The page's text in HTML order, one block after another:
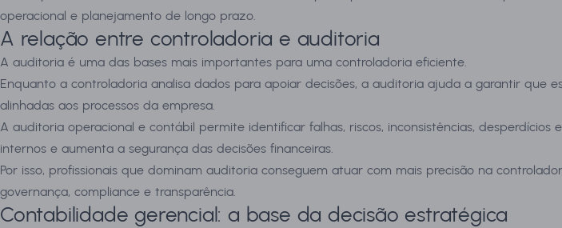
operacional e planejamento de longo prazo.
A relação entre controladoria e auditoria
A auditoria é uma das bases mais importantes para uma controladoria eficiente.
Enquanto a controladoria analisa dados para apoiar decisões, a auditoria ajuda a garantir que
alinhadas aos processos da empresa.
A auditoria operacional e contábil permite identificar falhas, riscos, inconsistências,
internos e aumenta a segurança das decisões financeiras.
Por isso, profissionais que dominam auditoria conseguem atuar com mais precisão na
governança, compliance e transparência.
Contabilidade gerencial: a base da decisão estratégica